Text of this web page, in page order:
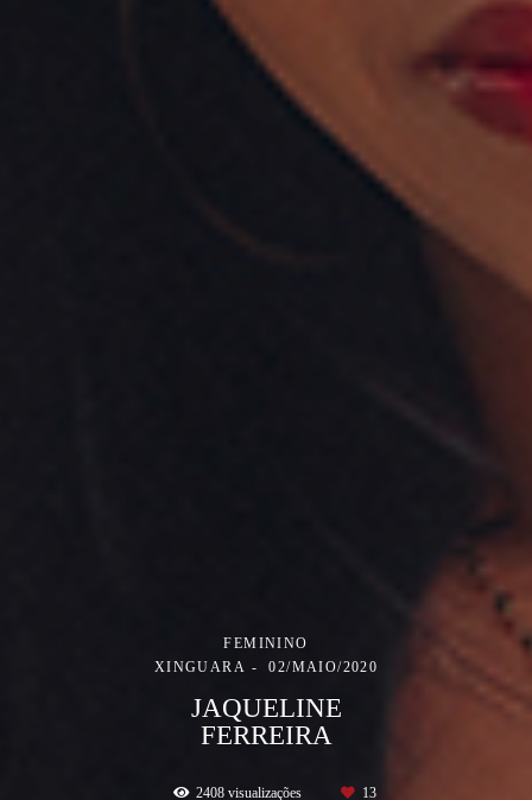
FEMININO
XINGUARA
02/MAIO/2020
JAQUELINE
FERREIRA
2408 visualizações 13